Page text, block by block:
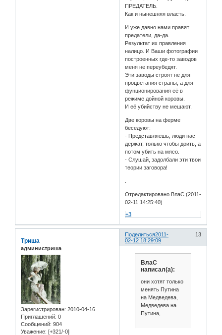
ПРЕДАТЕЛЬ.
Как и нынешняя власть.
И уже давно нами правят
предатели, да-да.
Результат их правления
налицо. И Ваши фотографии
построенных где-то заводов
меня не переубедят.
Эти заводы строят не для
процветания страны, а для
фунционирования её в
режиме дойной коровы.
И её убийству не мешают.
Две коровы на ферме
беседуют:
- Представляешь, люди нас
держат, только чтобы доить, а
потом убить на мясо.
- Слушай, задолбали эти твои
теории заговора!
Отредактировано ВлаС (2011-
02-11 14:25:40)
+3
Поделиться 13
2011-
02-12 18:29:09
Триша
администриша
Зарегистрирован: 2010-04-16
Приглашений: 0
Сообщений: 904
Уважение: [+321/-0]
ВлаС
написал(а):
они хотят только
менять Путина
на Медведева,
Медведева на
Путина,